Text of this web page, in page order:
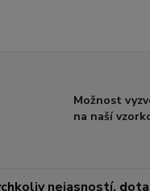
Možnost
na naší
nejasností,